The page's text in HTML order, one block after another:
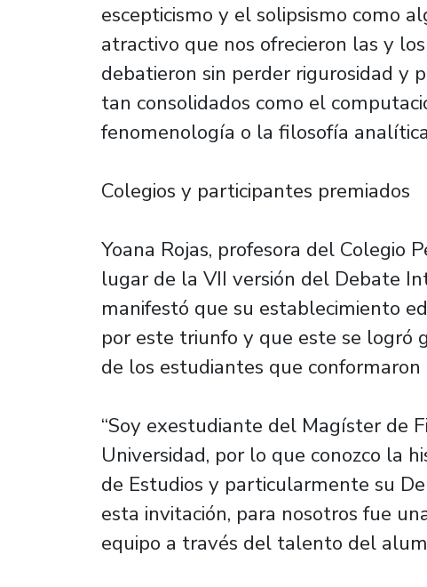
escepticismo y el solipsismo como
atractivo que nos ofrecieron las y
debatieron sin perder rigurosidad y
tan consolidados como el
fenomenología o la filosofía
Colegios y participantes premiados
Yoana Rojas, profesora del Colegio
lugar de la VII versión del Debate
manifestó que su establecimiento
por este triunfo y que este se logró
de los estudiantes que conformaron
“Soy exestudiante del Magíster de
Universidad, por lo que conozco la
de Estudios y particularmente su
esta invitación, para nosotros fue
equipo a través del talento del